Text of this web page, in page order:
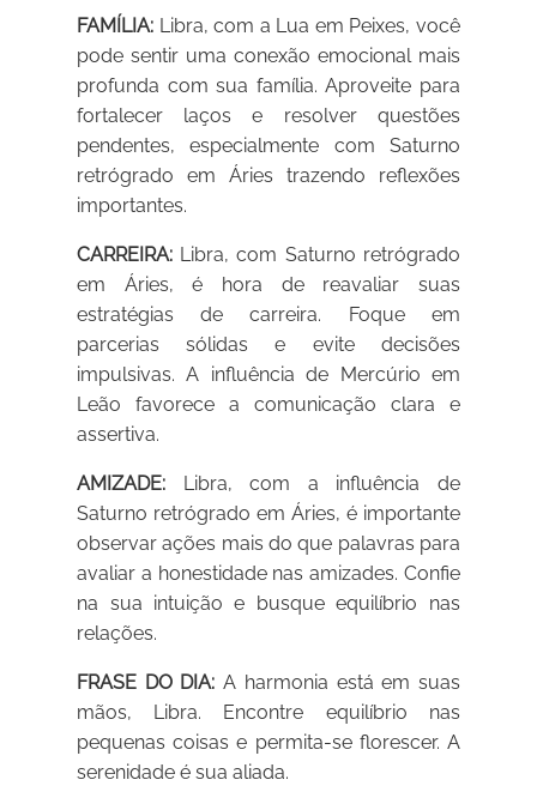
FAMÍLIA: Libra, com a Lua em Peixes, você
pode sentir uma conexão emocional mais
profunda com sua família. Aproveite para
fortalecer laços e resolver questões
pendentes, especialmente com Saturno
retrógrado em Áries trazendo reflexões
importantes.
CARREIRA: Libra, com Saturno retrógrado
em Áries, é hora de reavaliar suas
estratégias de carreira. Foque em
parcerias sólidas e evite decisões
impulsivas. A influência de Mercúrio em
Leão favorece a comunicação clara e
assertiva.
AMIZADE: Libra, com a influência de
Saturno retrógrado em Áries, é importante
observar ações mais do que palavras para
avaliar a honestidade nas amizades. Confie
na sua intuição e busque equilíbrio nas
relações.
FRASE DO DIA: A harmonia está em suas
mãos, Libra. Encontre equilíbrio nas
pequenas coisas e permita-se florescer. A
serenidade é sua aliada.